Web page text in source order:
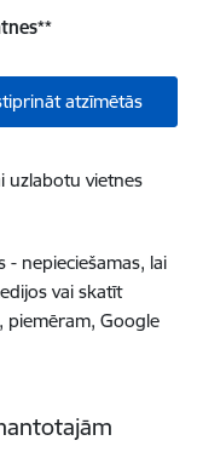
**
atzīmētās
uzlabotu vietnes
nepieciešamas, lai
vai skatīt
piemēram, Google